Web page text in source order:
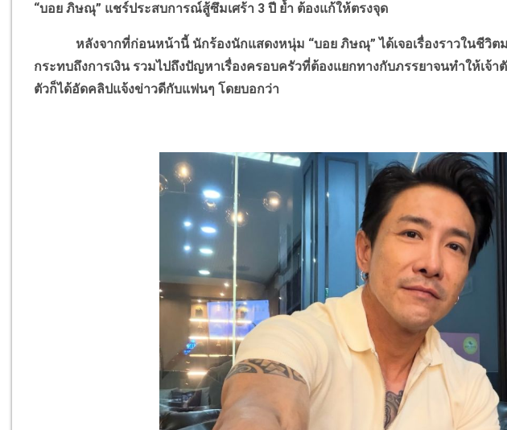
“บอย ภิษณุ” แชร์ประสบการณ์สู้ซึมเศร้า 3 ปี ย้ำ ต้องแก้ให้ตรงจุด
หลังจากที่ก่อนหน้านี้ นักร้องนักแสดงหนุ่ม “บอย ภิษณุ” ได้เจอเรื่องราวในชีวิต
กระทบถึงการเงิน รวมไปถึงปัญหาเรื่องครอบครัวที่ต้องแยกทางกับภรรยาจนทำให้เจ้า
ตัวก็ได้อัดคลิปแจ้งข่าวดีกับแฟนๆ โดยบอกว่า